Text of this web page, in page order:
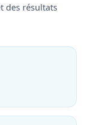
des résultats